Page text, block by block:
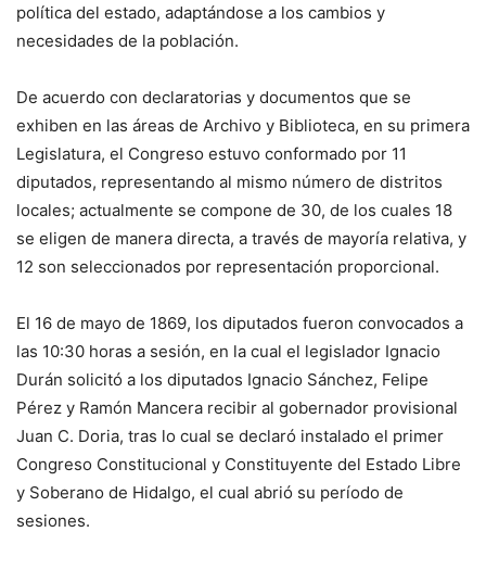
política del estado, adaptándose a los cambios y
necesidades de la población.
De acuerdo con declaratorias y documentos que se
exhiben en las áreas de Archivo y Biblioteca, en su primera
Legislatura, el Congreso estuvo conformado por 11
diputados, representando al mismo número de distritos
locales; actualmente se compone de 30, de los cuales 18
se eligen de manera directa, a través de mayoría relativa, y
12 son seleccionados por representación proporcional.
El 16 de mayo de 1869, los diputados fueron convocados a
las 10:30 horas a sesión, en la cual el legislador Ignacio
Durán solicitó a los diputados Ignacio Sánchez, Felipe
Pérez y Ramón Mancera recibir al gobernador provisional
Juan C. Doria, tras lo cual se declaró instalado el primer
Congreso Constitucional y Constituyente del Estado Libre
y Soberano de Hidalgo, el cual abrió su período de
sesiones.